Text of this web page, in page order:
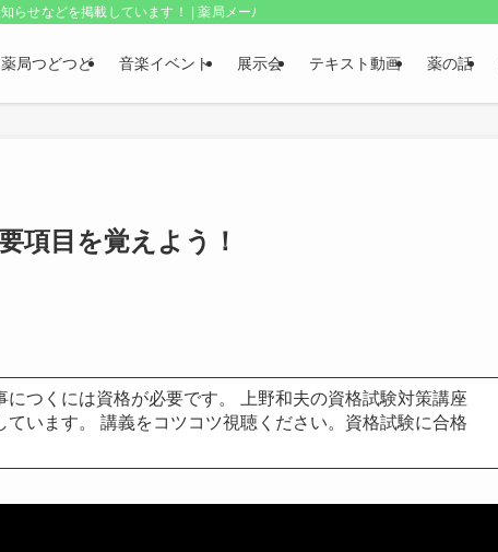
せなどを掲載しています！ | 薬局メールボックス・上野和夫のつどつど
薬局つどつど 音楽イベント 展示会 テキスト動画 薬の話
項目を覚えよう！
つくには資格が必要です。 上野和夫の資格試験対策講座
います。 講義をコツコツ視聴ください。資格試験に合格